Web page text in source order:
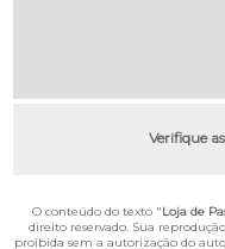
Verifique
O conteúdo do texto "Loja de
direito reservado. Sua
proibida sem a autorização do